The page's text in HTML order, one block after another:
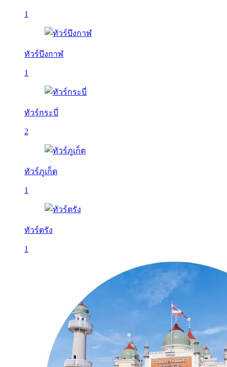
1
ทัวร์บึงกาฬ
1
ทัวร์กระบี่
2
ทัวร์ภูเก็ต
1
ทัวร์ตรัง
1